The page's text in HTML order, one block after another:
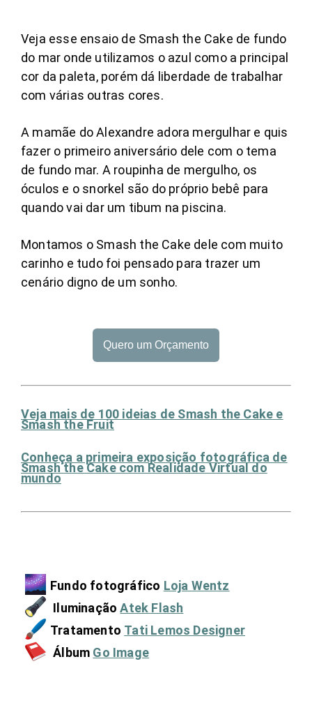
Veja esse ensaio de Smash the Cake de fundo
do mar onde utilizamos o azul como a principal
cor da paleta, porém dá liberdade de trabalhar
com várias outras cores.
A mamãe do Alexandre adora mergulhar e quis
fazer o primeiro aniversário dele com o tema
de fundo mar. A roupinha de mergulho, os
óculos e o snorkel são do próprio bebê para
quando vai dar um tibum na piscina.
Montamos o Smash the Cake dele com muito
carinho e tudo foi pensado para trazer um
cenário digno de um sonho.
Quero um Orçamento
Veja mais de 100 ideias de Smash the Cake e
Smash the Fruit
Conheça a primeira exposição fotográfica de
Smash the Cake com Realidade Virtual do
mundo
Fundo fotográfico Loja Wentz
IluminaçãoAtek Flash
Tratamento Tati Lemos Designer
Álbum Go Image